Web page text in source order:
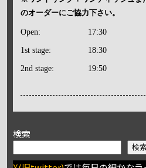
のオーダーにご協力下さい。
Open: 17:30
1st stage: 18:30
2nd stage: 19:50
検索
検